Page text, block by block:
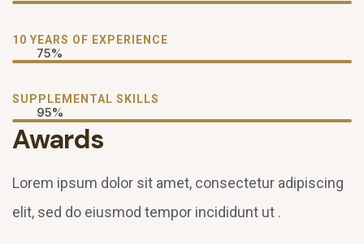
10 YEARS OF EXPERIENCE
75%
SUPPLEMENTAL SKILLS
95%
Awards
Lorem ipsum dolor sit amet, consectetur adipiscing
elit, sed do eiusmod tempor incididunt ut .